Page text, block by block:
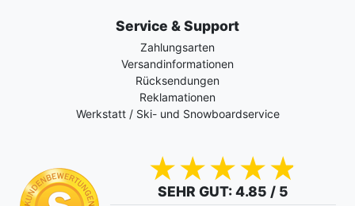
Service & Support
Zahlungsarten
Versandinformationen
Rücksendungen
Reklamationen
Werkstatt / Ski- und Snowboardservice
SEHR GUT: 4.85 / 5